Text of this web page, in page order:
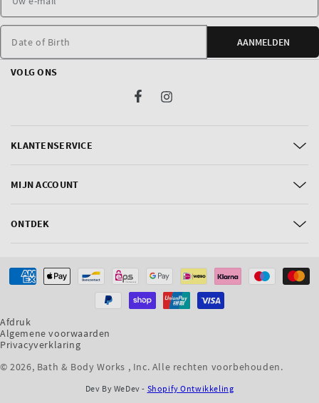
KLANTENSERVICE
MIJN ACCOUNT
ONTDEK
Date of Birth AANMELDEN
VOLG ONS
FacebookInstagram
Afdruk
Algemene voorwaarden
Privacyverklaring
© 2026, Bath & Body Works , Inc. Alle rechten voorbehouden.
Betaalmethoden
Dev By WeDev - Shopify Ontwikkeling